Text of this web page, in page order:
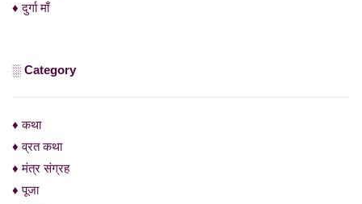
♦ दुर्गा माँ
░ Category
♦ कथा
♦ व्रत कथा
♦ मंत्र संग्रह
♦ पूजा